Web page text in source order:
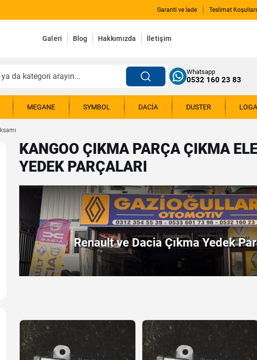
Garanti ve İade Teslimat Koşulları
Galeri Blog Hakkımızda İletişim
Whatsapp
0532 160 23 83
MEGANE SYMBOL DACIA DUSTER
KANGOO ÇIKMA PARÇA ÇIKMA
YEDEK PARÇALARI
Renault ve Dacia Çıkma Yedek
Arayın!